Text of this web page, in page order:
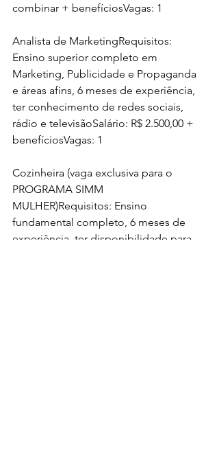
combinar + benefíciosVagas: 1
Analista de MarketingRequisitos:
Ensino superior completo em
Marketing, Publicidade e Propaganda
e áreas afins, 6 meses de experiência,
ter conhecimento de redes sociais,
rádio e televisãoSalário: R$ 2.500,00 +
benefíciosVagas: 1
Cozinheira (vaga exclusiva para o
PROGRAMA SIMM
MULHER)Requisitos: Ensino
fundamental completo, 6 meses de
experiência, ter disponibilidade para